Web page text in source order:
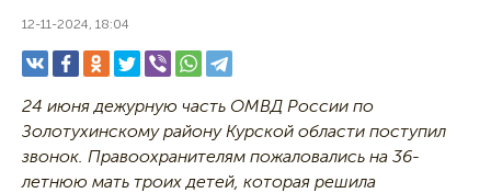
12-11-2024, 18:04
24 июня дежурную часть ОМВД России по
Золотухинскому району Курской области поступил
звонок. Правоохранителям пожаловались на 36-
летнюю мать троих детей, которая решила